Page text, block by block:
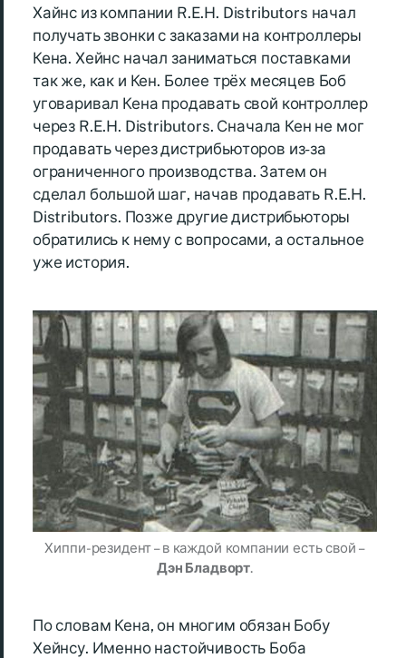
Хайнс из компании R.E.H. Distributors начал
получать звонки с заказами на контроллеры
Кена. Хейнс начал заниматься поставками
так же, как и Кен. Более трёх месяцев Боб
уговаривал Кена продавать свой контроллер
через R.E.H. Distributors. Сначала Кен не мог
продавать через дистрибьюторов из-за
ограниченного производства. Затем он
сделал большой шаг, начав продавать R.E.H.
Distributors. Позже другие дистрибьюторы
обратились к нему с вопросами, а остальное
уже история.
Хиппи-резидент – в каждой компании есть свой –
Дэн Бладворт.
По словам Кена, он многим обязан Бобу
Хейнсу. Именно настойчивость Боба